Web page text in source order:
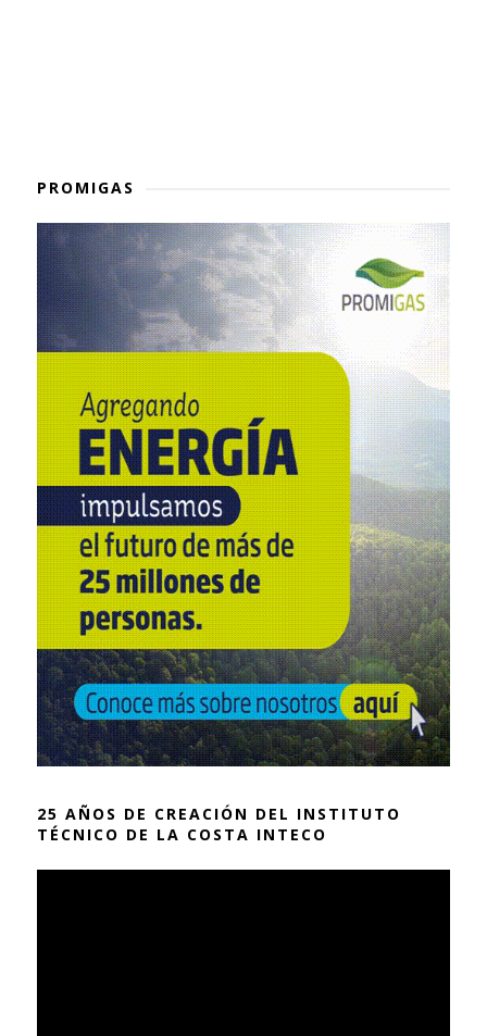
PROMIGAS
25 AÑOS DE CREACIÓN DEL INSTITUTO
TÉCNICO DE LA COSTA INTECO